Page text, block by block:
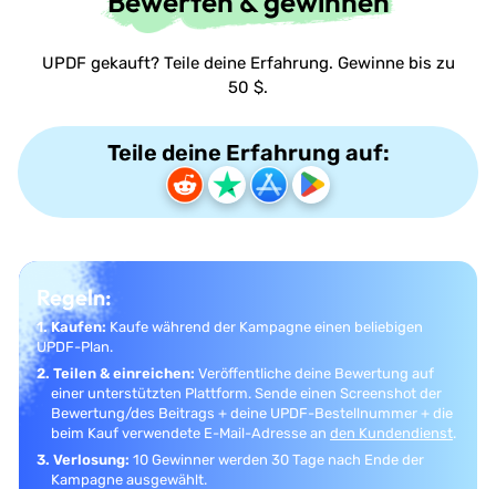
UPDF gekauft? Teile deine Erfahrung. Gewinne bis zu
50 $.
Teile deine Erfahrung auf:
Regeln:
1. Kaufen: Kaufe während der Kampagne einen beliebigen
UPDF-Plan.
2. Teilen & einreichen: Veröffentliche deine Bewertung auf
einer unterstützten Plattform. Sende einen Screenshot der
Bewertung/des Beitrags + deine UPDF-Bestellnummer + die
beim Kauf verwendete E-Mail-Adresse an den Kundendienst.
3. Verlosung: 10 Gewinner werden 30 Tage nach Ende der
Kampagne ausgewählt.